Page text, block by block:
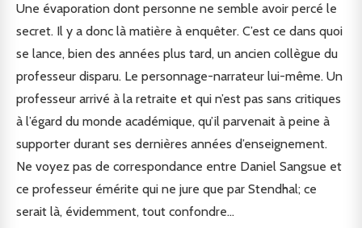
Une évaporation dont personne ne semble avoir percé le
secret. Il y a donc là matière à enquêter. C’est ce dans quoi
se lance, bien des années plus tard, un ancien collègue du
professeur disparu. Le personnage-narrateur lui-même. Un
professeur arrivé à la retraite et qui n’est pas sans critiques
à l’égard du monde académique, qu’il parvenait à peine à
supporter durant ses dernières années d’enseignement.
Ne voyez pas de correspondance entre Daniel Sangsue et
ce professeur émérite qui ne jure que par Stendhal; ce
serait là, évidemment, tout confondre…